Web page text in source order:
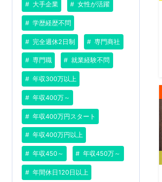
大手企業 女性が活躍
学歴経歴不問
完全週休2日制 専門商社
専門職 就業経験不問
年収300万以上
年収400万～
年収400万円スタート
年収400万円以上
年収450～ 年収450万～
年間休日120日以上